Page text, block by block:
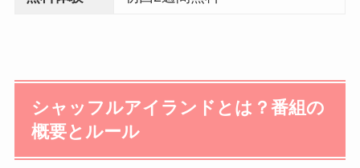
シャッフルアイランドとは？番組の
概要とルール